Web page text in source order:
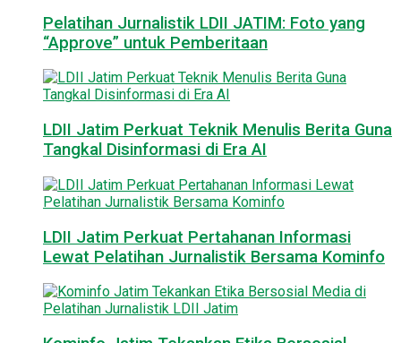
Pelatihan Jurnalistik LDII JATIM: Foto yang
“Approve” untuk Pemberitaan
LDII Jatim Perkuat Teknik Menulis Berita Guna
Tangkal Disinformasi di Era AI
LDII Jatim Perkuat Pertahanan Informasi
Lewat Pelatihan Jurnalistik Bersama Kominfo